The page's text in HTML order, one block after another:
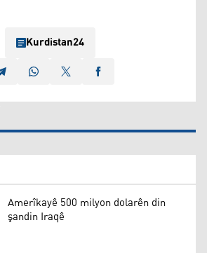
Kurdistan24
Amerîkayê 500 milyon dolarên din
şandin Iraqê